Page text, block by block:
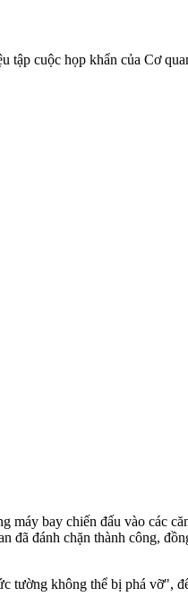
tập cuộc họp khẩn của Cơ
bay chiến đấu vào các
đã đánh chặn thành công,
tường không thể bị phá vỡ",